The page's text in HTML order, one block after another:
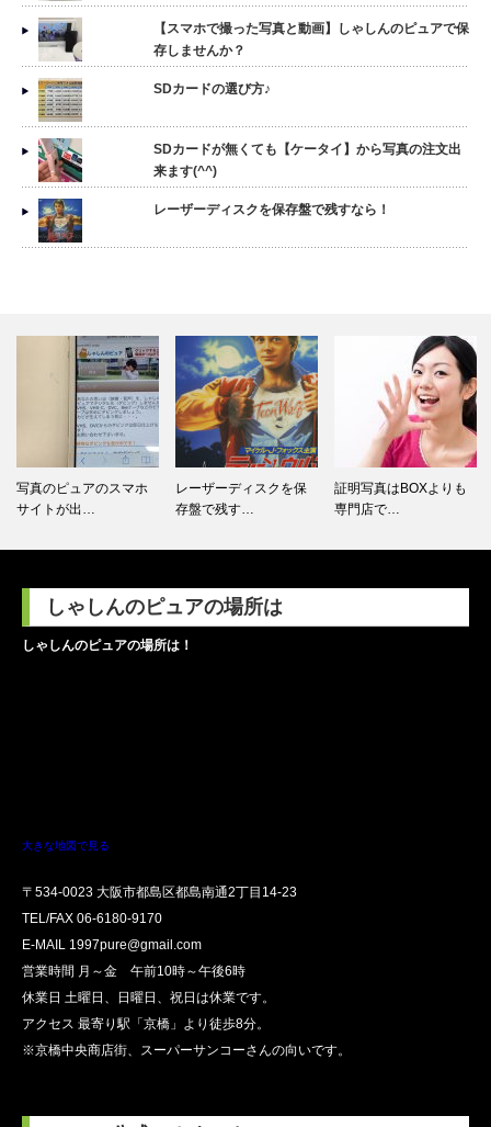
【スマホで撮った写真と動画】しゃしんのピュアで保
存しませんか？
SDカードの選び方♪
SDカードが無くても【ケータイ】から写真の注文出
来ます(^^)
レーザーディスクを保存盤で残すなら！
レーザーディスクを保
存盤で残す…
証明写真はBOXよりも
専門店で…
証明写真のデータすぐ
お渡しでき…
しゃしんのピュアの場所は
しゃしんのピュアの場所は！
大きな地図で見る
〒534-0023 大阪市都島区都島南通2丁目14-23
TEL/FAX 06-6180-9170
E-MAIL 1997pure@gmail.com
営業時間 月～金 午前10時～午後6時
休業日 土曜日、日曜日、祝日は休業です。
アクセス 最寄り駅「京橋」より徒歩8分。
※京橋中央商店街、スーパーサンコーさんの向いです。